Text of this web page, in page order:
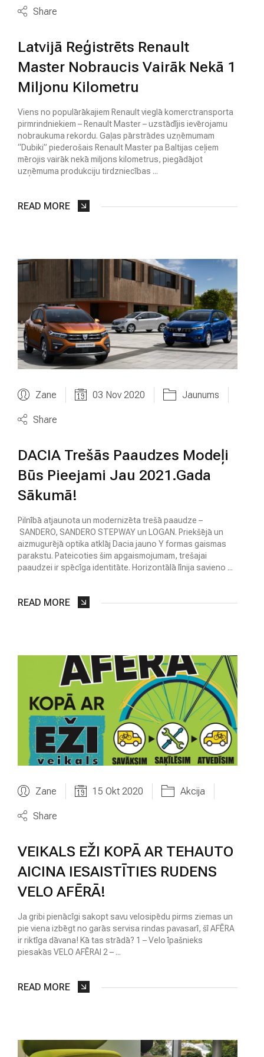
M
L
I
E
T
T
I
A
U
T
O
U
O
M
A
A
K
A
N
C
S
K
T
A
K
T
J
A
U
N
I
T
A
P
R
I
N
Ā
Š
A
N
A
Share
Latvijā Reģistrēts Renault
Master Nobraucis Vairāk Nekā 1
Miljonu Kilometru
Viens no populārākajiem Renault vieglā komerctransporta
pirmrindniekiem – Renault Master – uzstādījis ievērojamu
nobraukuma rekordu. Gaļas pārstrādes uzņēmumam
“Dubiki” piederošais Renault Master pa Baltijas ceļiem
mērojis vairāk nekā miljons kilometrus, piegādājot
uzņēmuma produkciju tirdzniecības ...
READ MORE
Zane 03 Nov 2020 Jaunums
Share
DACIA Trešās Paaudzes Modeļi
Būs Pieejami Jau 2021.gada
Sākumā!
Pilnībā atjaunota un modernizēta trešā paaudze –
SANDERO, SANDERO STEPWAY un LOGAN. Priekšējā un
aizmugurējā optika atklāj Dacia jauno Y formas gaismas
parakstu. Pateicoties šim apgaismojumam, trešajai
paaudzei ir spēcīga identitāte. Horizontālā līnija savieno ...
READ MORE
Zane 15 Okt 2020 Akcija
Share
VEIKALS EŽI KOPĀ AR TEHAUTO
AICINA IESAISTĪTIES RUDENS
VELO AFĒRĀ!
Ja gribi pienācīgi sakopt savu velosipēdu pirms ziemas un
pie viena izbēgt no garās servisa rindas pavasarī, šī AFĒRA
ir riktīga dāvana! Kā tas strādā? 1 – Velo īpašnieks
piesakās VELO AFĒRAI 2 – ...
READ MORE